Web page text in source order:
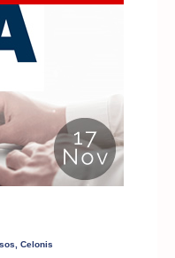
Celonis